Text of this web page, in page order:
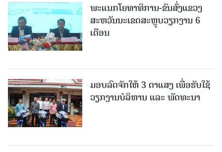
ພະແນກໂຍທາທິການ-ຂົນສົ່ງແຂວງ
ສະຫວັນນະເຂດສະຫຼຸບວຽກງານ 6
ເດືອນ
ມອບລົດຈັກໃຫ້ 3 ຕາແສງ ເພື່ອຮັບໃຊ້
ວຽກງານບໍລິຫານ ແລະ ພັດທະນາ